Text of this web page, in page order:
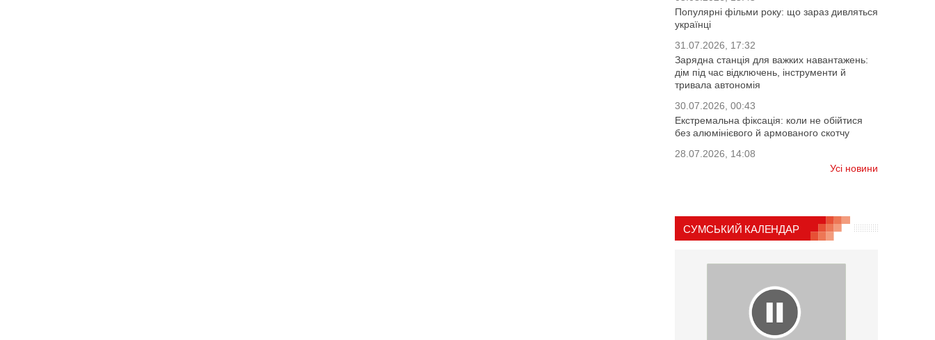
Популярні фільми року: що зараз дивляться
українці
31.07.2026, 17:32
Зарядна станція для важких навантажень:
дім під час відключень, інструменти й
тривала автономія
30.07.2026, 00:43
Екстремальна фіксація: коли не обійтися
без алюмінієвого й армованого скотчу
28.07.2026, 14:08
Усі новини
СУМСЬКИЙ КАЛЕНДАР